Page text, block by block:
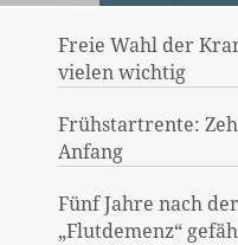
Freie Wahl der
vielen wichtig
Frühstartrente:
Anfang
Fünf Jahre nach
„Flutdemenz“